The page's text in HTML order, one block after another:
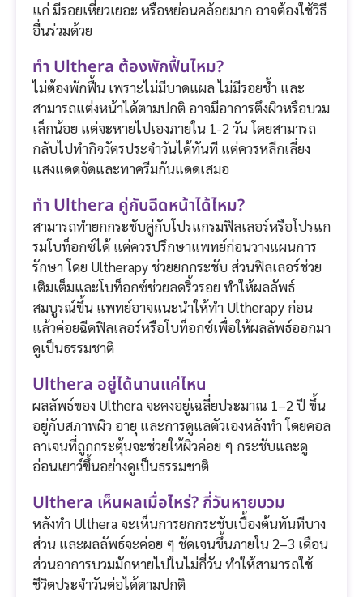
แก่ มีรอยเหี่ยวเยอะ หรือหย่อนคล้อยมาก อาจต้องใช้วิธี
อื่นร่วมด้วย
ทำ Ulthera ต้องพักฟื้นไหม?
ไม่ต้องพักฟื้น เพราะไม่มีบาดแผล ไม่มีรอยช้ำ และ
สามารถแต่งหน้าได้ตามปกติ อาจมีอาการตึงผิวหรือบวม
เล็กน้อย แต่จะหายไปเองภายใน 1-2 วัน โดยสามารถ
กลับไปทำกิจวัตรประจำวันได้ทันที แต่ควรหลีกเลี่ยง
แสงแดดจัดและทาครีมกันแดดเสมอ
ทำ Ulthera คู่กับฉีดหน้าได้ไหม?
สามารถทำยกกระชับคู่กับโปรแกรมฟิลเลอร์หรือโปรแก
รมโบท็อกซ์ได้ แต่ควรปรึกษาแพทย์ก่อนวางแผนการ
รักษา โดย Ultherapy ช่วยยกกระชับ ส่วนฟิลเลอร์ช่วย
เติมเต็มและโบท็อกซ์ช่วยลดริ้วรอย ทำให้ผลลัพธ์
สมบูรณ์ขึ้น แพทย์อาจแนะนำให้ทำ Ultherapy ก่อน
แล้วค่อยฉีดฟิลเลอร์หรือโบท็อกซ์เพื่อให้ผลลัพธ์ออกมา
ดูเป็นธรรมชาติ
Ulthera อยู่ได้นานแค่ไหน
ผลลัพธ์ของ Ulthera จะคงอยู่เฉลี่ยประมาณ 1–2 ปี ขึ้น
อยู่กับสภาพผิว อายุ และการดูแลตัวเองหลังทำ โดยคอล
ลาเจนที่ถูกกระตุ้นจะช่วยให้ผิวค่อย ๆ กระชับและดู
อ่อนเยาว์ขึ้นอย่างดูเป็นธรรมชาติ
Ulthera เห็นผลเมื่อไหร่? กี่วันหายบวม
หลังทำ Ulthera จะเห็นการยกกระชับเบื้องต้นทันทีบาง
ส่วน และผลลัพธ์จะค่อย ๆ ชัดเจนขึ้นภายใน 2–3 เดือน
ส่วนอาการบวมมักหายไปในไม่กี่วัน ทำให้สามารถใช้
ชีวิตประจำวันต่อได้ตามปกติ